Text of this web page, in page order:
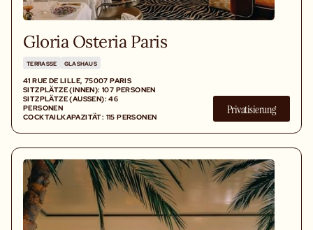
Gloria Osteria Paris
TERRASSE GLASHAUS
41 RUE DE LILLE, 75007 PARIS
SITZPLÄTZE (INNEN): 107 PERSONEN
SITZPLÄTZE (AUSSEN): 46 P
ERSONEN C
OCKTAILKAPAZITÄT: 115 PERSONEN
Privatisierung